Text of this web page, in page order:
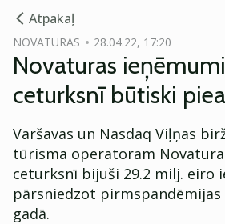
Atpakaļ
NOVATURAS 28.04.22, 17:20
Novaturas
ceturksnī būtiski
Varšavas un Nasdaq Viļņas
tūrisma operatoram
ceturksnī bijuši 29.2 milj. eiro
pārsniedzot pirmspandēmijas
gadā.